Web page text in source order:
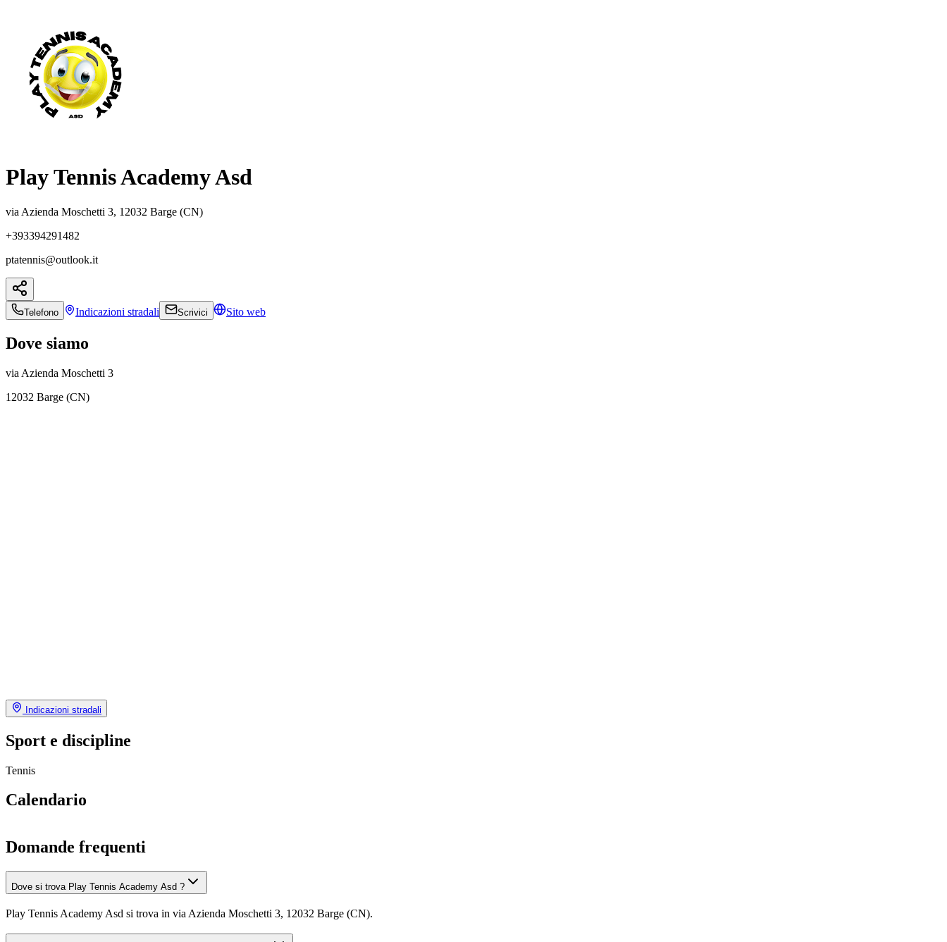
Play Tennis Academy Asd
via Azienda Moschetti 3, 12032 Barge (CN)
+393394291482
ptatennis@outlook.it
Telefono Indicazioni stradali Scrivici Sito web
Dove siamo
via Azienda Moschetti 3
12032 Barge (CN)
Indicazioni stradali
Sport e discipline
Tennis
Calendario
Domande frequenti
Dove si trova Play Tennis Academy Asd ?
Play Tennis Academy Asd si trova in via Azienda Moschetti 3, 12032 Barge (CN).